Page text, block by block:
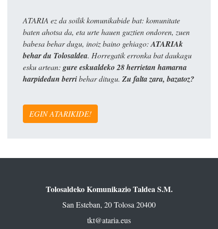
ATARIA ez da soilik komunikabide bat: komunitate
baten ahotsa da, eta urte hauen guztien ondoren, zuen
babesa behar dugu, inoiz baino gehiago: ATARIAk
behar du Tolosaldea. Horregatik erronka bat daukagu
esku artean: gure eskualdeko 28 herrietan hamarna
harpidedun berribehar ditugu. Zu falta zara, bazatoz?
EGIN ATARIKIDE!
Tolosaldeko Komunikazio Taldea S.M.
San Esteban, 20 Tolosa 20400
tkt@ataria.eus